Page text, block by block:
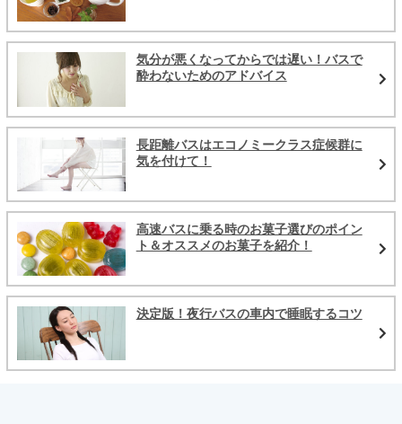
気分が悪くなってからでは遅い！バスで
酔わないためのアドバイス
長距離バスはエコノミークラス症候群に
気を付けて！
高速バスに乗る時のお菓子選びのポイン
ト＆オススメのお菓子を紹介！
決定版！夜行バスの車内で睡眠するコツ